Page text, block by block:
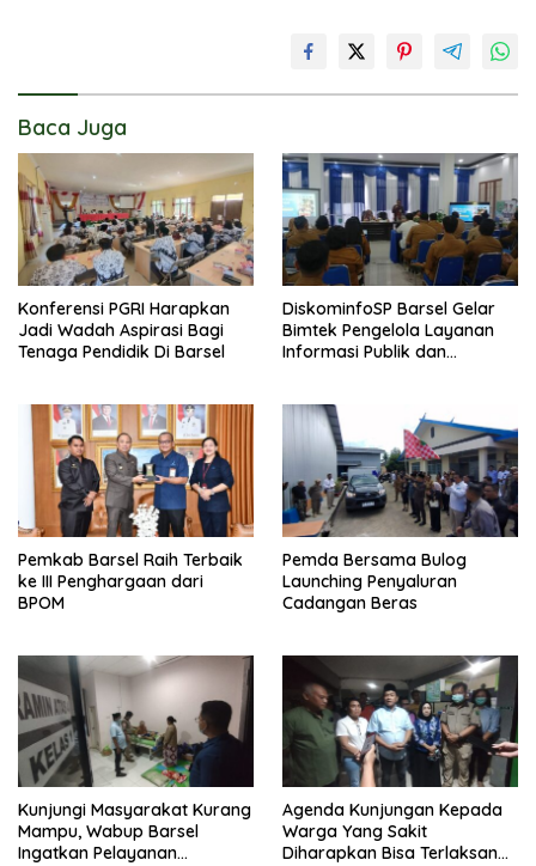
Baca Juga
Konferensi PGRI Harapkan
Jadi Wadah Aspirasi Bagi
Tenaga Pendidik Di Barsel
DiskominfoSP Barsel Gelar
Bimtek Pengelola Layanan
Informasi Publik dan
Pemkab Barsel Raih Terbaik
ke III Penghargaan dari
BPOM
Pemda Bersama Bulog
Launching Penyaluran
Cadangan Beras
Kunjungi Masyarakat Kurang
Mampu, Wabup Barsel
Ingatkan Pelayanan
Agenda Kunjungan Kepada
Warga Yang Sakit
Diharapkan Bisa Terlaksana